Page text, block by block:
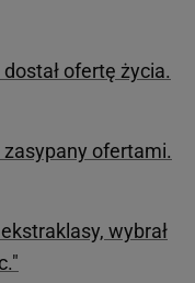
ofertę życia.
zasypany ofertami.
wybrał